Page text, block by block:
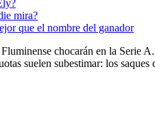
mira?
que el nombre del ganador
chocarán en la Serie
suelen subestimar: los saques